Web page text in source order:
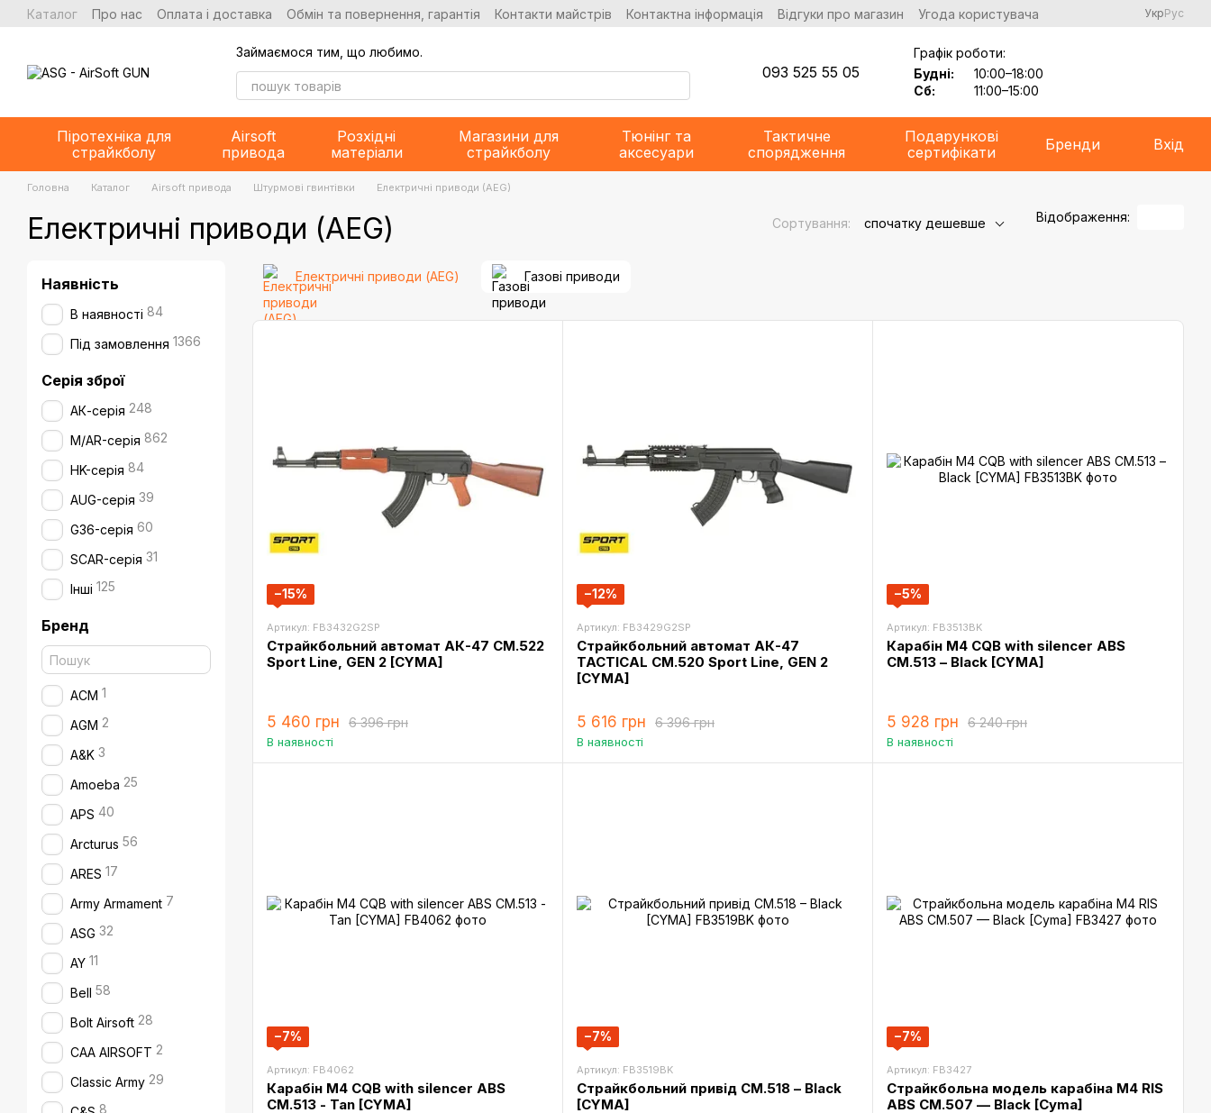
Перейти до основного контенту
Каталог Про нас Оплата і доставка Обмін та повернення, гарантія Контакти майстрів Контактна інформація Відгуки про магазин Угода користувача УкрРус
Займаємося тим, що любимо.
093 525 55 05
Графік роботи:
Будні:
10:00–18:00
Сб:
11:00–15:00
Піротехніка для
страйкболу
Airsoft
привода
Розхідні
матеріали
Магазини для
страйкболу
Тюнінг та
аксесуари
Тактичне
спорядження
Подарункові
сертифікати
Бренди Вхід
Головна Каталог Airsoft привода Штурмові гвинтівки Електричні приводи (AEG)
Електричні приводи (AEG) Сортування: спочатку дешевше Відображення:
Електричні приводи (AEG) Газові приводи
−15%
Артикул: FB3432G2SP
Страйкбольний автомат АК-47 CM.522
Sport Line, GEN 2 [CYMA]
6 396 грн
5 460 грн
В наявності
−12%
Артикул: FB3429G2SP
Страйкбольний автомат АК-47
TACTICAL CM.520 Sport Line, GEN 2
[CYMA]
6 396 грн
5 616 грн
В наявності
−5%
Артикул: FB3513BK
Карабін M4 CQB with silencer ABS
CM.513 – Black [CYMA]
6 240 грн
5 928 грн
В наявності
−7%
Артикул: FB4062
Карабін M4 CQB with silencer ABS
CM.513 - Tan [CYMA]
−7%
Артикул: FB3519BK
Страйкбольний привід CM.518 – Black
[CYMA]
−7%
Артикул: FB3427
Страйкбольна модель карабіна M4 RIS
ABS CM.507 — Black [Cyma]
Наявність
В наявності 84
Під замовлення 1366
Серія зброї
АК-серія 248
M/AR-серія 862
HK-серія 84
AUG-серія 39
G36-серія 60
SCAR-серія 31
Інші 125
Бренд
ACM 1
AGM 2
A&K 3
Amoeba 25
APS 40
Arcturus 56
ARES 17
Army Armament 7
ASG 32
AY 11
Bell 58
Bolt Airsoft 28
CAA AIRSOFT 2
Classic Army 29
8